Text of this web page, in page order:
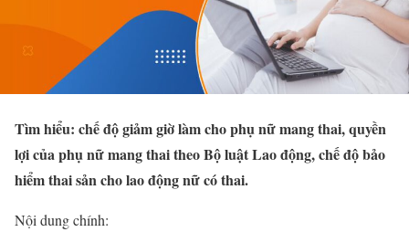
Tìm hiểu: chế độ giảm giờ làm cho phụ nữ mang thai, quyền
lợi của phụ nữ mang thai theo Bộ luật Lao động, chế độ bảo
hiểm thai sản cho lao động nữ có thai.
Nội dung chính: